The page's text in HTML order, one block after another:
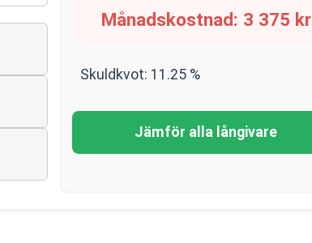
Månadskostnad: 3 375 kr
Skuldkvot: 11.25 %
Jämför alla långivare